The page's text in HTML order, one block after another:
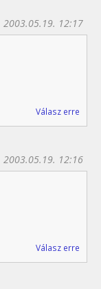
2003.05.19. 12:17
Válasz erre
2003.05.19. 12:16
Válasz erre